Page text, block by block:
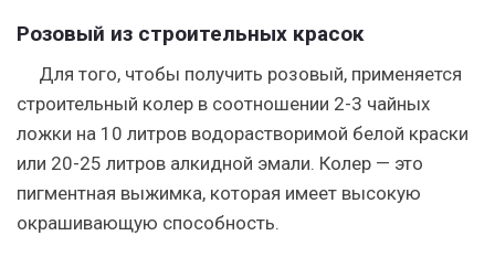
Розовый из строительных красок
Для того, чтобы получить розовый, применяется
строительный колер в соотношении 2-3 чайных
ложки на 10 литров водорастворимой белой краски
или 20-25 литров алкидной эмали. Колер — это
пигментная выжимка, которая имеет высокую
окрашивающую способность.